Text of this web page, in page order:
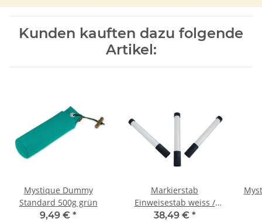
Kunden kauften dazu folgende
Artikel:
Mystique Dummy
Standard 500g grün
9,49 € *
Markierstab
Einweisestab weiss /
schwarz im Set 3 Stück
38,49 € *